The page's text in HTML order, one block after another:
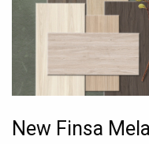
New Finsa